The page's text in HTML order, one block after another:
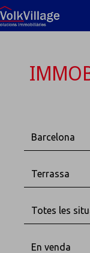
Barcelona
Terrassa
Totes les
En venda